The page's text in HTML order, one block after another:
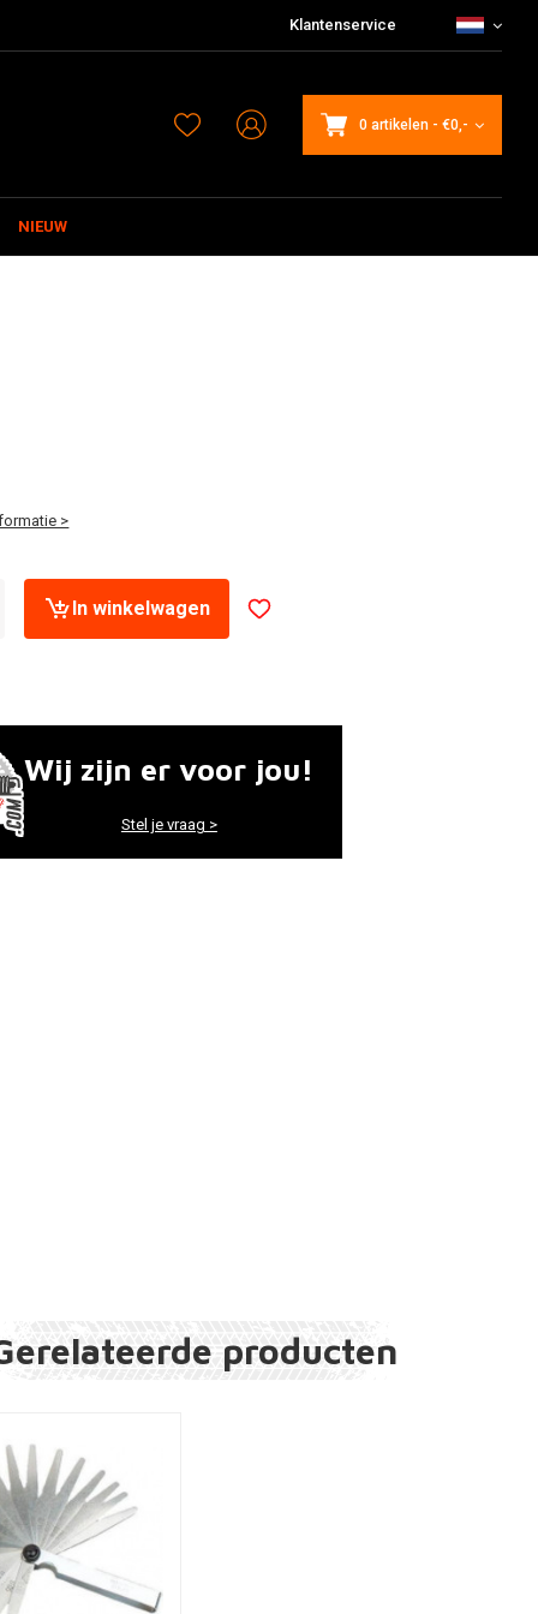
Klantenservice
0 artikelen - €0,-
NIEUW
>
In winkelwagen
Wij zijn er voor jou!
Stel je vraag >
producten